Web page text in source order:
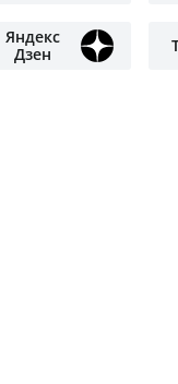
Яндекс
Дзен